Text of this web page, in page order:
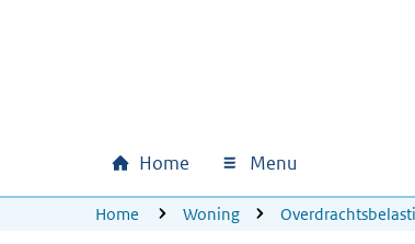
Hoofdnavigatie
Home Menu
U bevindt zich hier:
Home Woning